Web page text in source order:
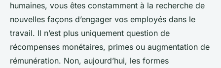
humaines, vous êtes constamment à la recherche de
nouvelles façons d’engager vos employés dans le
travail. Il n’est plus uniquement question de
récompenses monétaires, primes ou augmentation de
rémunération. Non, aujourd’hui, les formes